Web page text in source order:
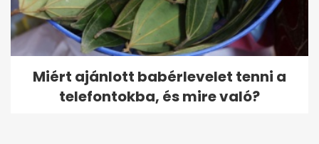
Miért ajánlott babérlevelet tenni a
telefontokba, és mire való?